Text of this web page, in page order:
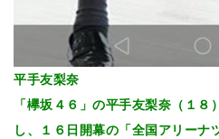
平手友梨奈
「欅坂４６」の平手友梨奈（１
し、１６日開幕の「全国アリーナ